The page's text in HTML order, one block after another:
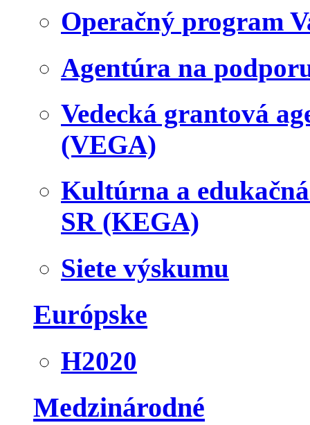
Operačný program
Agentúra na
Vedecká grantová
(VEGA)
Kultúrna a
SR (KEGA)
Siete výskumu
Európske
H2020
Medzinárodné